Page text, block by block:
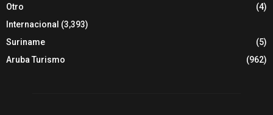
Otro
(4)
Internacional (3,393)
Suriname
(5)
Aruba Turismo
(962)